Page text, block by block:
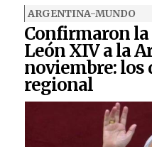
ARGENTINA-MUNDO
Confirmaron
León XIV a la
noviembre: los
regional